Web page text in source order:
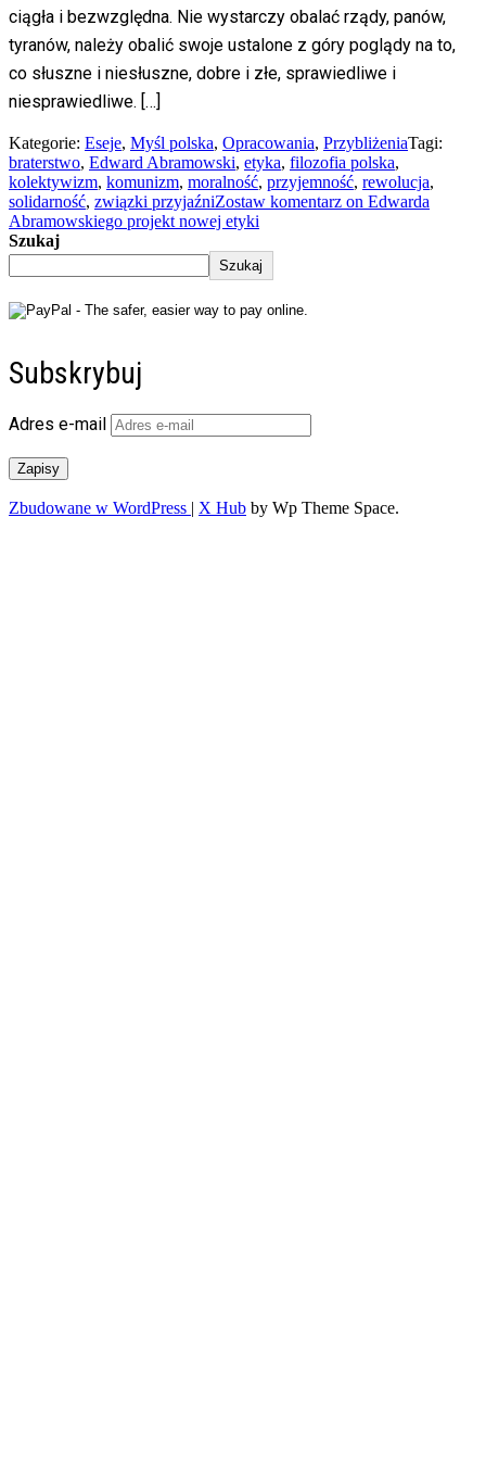
ciągła i bezwzględna. Nie wystarczy obalać rządy, panów,
tyranów, należy obalić swoje ustalone z góry poglądy na to,
co słuszne i niesłuszne, dobre i złe, sprawiedliwe i
niesprawiedliwe. […]
Kategorie: Eseje, Myśl polska, Opracowania, PrzybliżeniaTagi:
braterstwo, Edward Abramowski, etyka, filozofia polska,
kolektywizm, komunizm, moralność, przyjemność, rewolucja,
solidarność, związki przyjaźniZostaw komentarz on Edwarda
Abramowskiego projekt nowej etyki
Szukaj
Szukaj
Subskrybuj
Adres e-mail
Zapisy
Zbudowane w WordPress | X Hub by Wp Theme Space.